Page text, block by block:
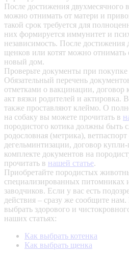
После достижения двухмесячного
можно отнимать от матери и
такой срок требуется для
них формируется иммунитет и
независимость. После достижения
щенков или котят можно отнимать
новый дом.
Проверьте документы при
Обязательный перечень
отметками о вакцинации, договор
акт вязки родителей и
также проставляют клеймо. О
на собаку вы можете прочитать в
породистого котика должны быть
родословная (метрика),
дегельминтизации, договор
комплекте документов на
прочитать в нашей статье.
Приобретайте породистых
специализированных питомниках
заводчиков. Если у вас есть
действия – сразу же сообщите нам.
выбрать здорового и
наших статьях:
Как выбрать котенка
Как выбрать щенка